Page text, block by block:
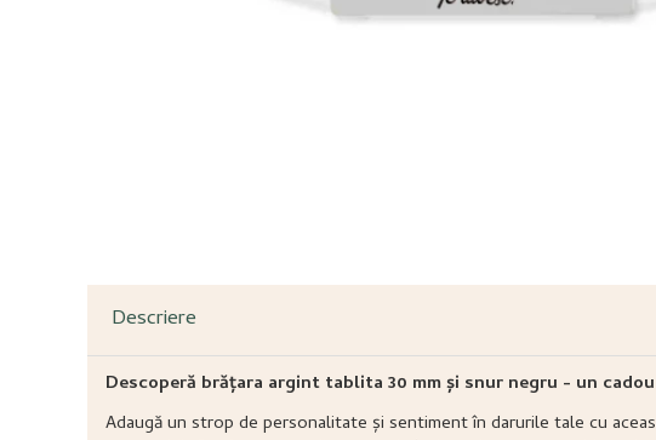
Descriere
Descoperă brățara argint tablita 30 mm și snur negru - un
Adaugă un strop de personalitate și sentiment în darurile tale cu